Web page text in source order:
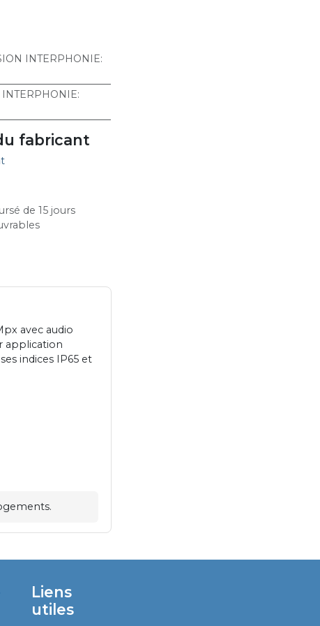
INTERPHONIE:
INTERPHONIE:
fabricant
de 15 jours
avec audio
application
indices IP65 et
Liens
utiles